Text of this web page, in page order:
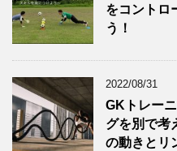
をコントロ
う！
2022/08/31
GKトレー
グを別で考
の動きとリ